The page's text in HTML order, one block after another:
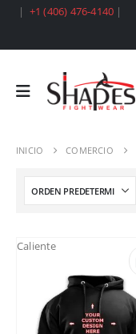
| +1 (406) 476-4140 |
INICIO COMERCIO
Caliente